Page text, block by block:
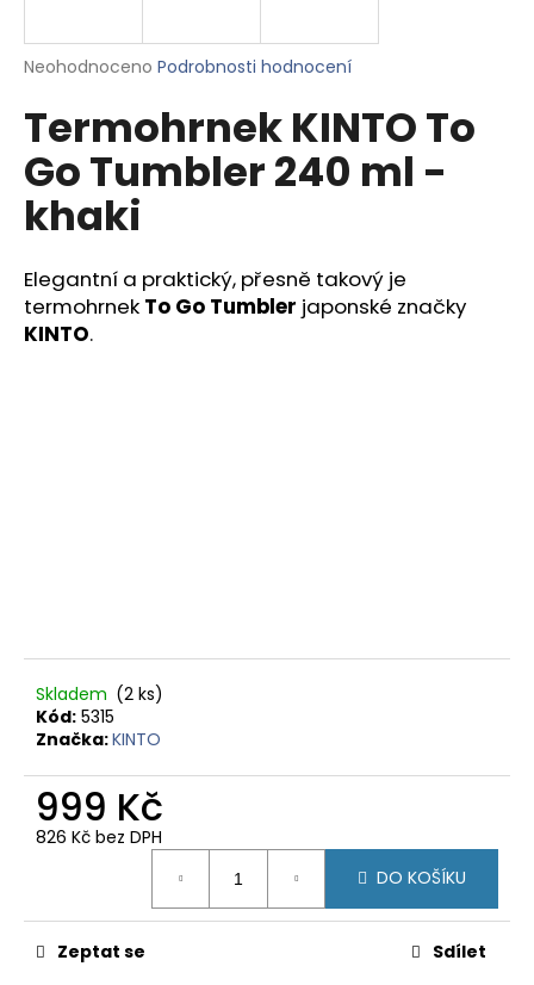
Průměrné
produktu
0,0
z
5
hvězdiček.
Neohodnoceno Podrobnosti hodnocení
Termohrnek KINTO To
Go Tumbler 240 ml -
khaki
Elegantní a praktický, přesně takový je
termohrnek To Go Tumbler japonské značky
KINTO.
Skladem (2 ks)
Kód: 5315
Značka:KINTO
999 Kč
826 Kč bez DPH
DO KOŠÍKU
Zeptat se Sdílet
j
t
?
HLEDAT
e
PANAMA
-
ZRNKOVÁ
KÁVA
420